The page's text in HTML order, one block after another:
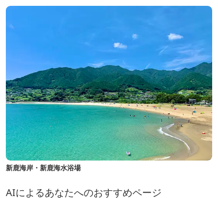
新鹿海岸・新鹿海水浴場
AIによるあなたへのおすすめページ